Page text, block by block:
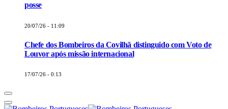
posse
20/07/26 - 11:09
Chefe dos Bombeiros da Covilhã distinguido com Voto de
Louvor após missão internacional
17/07/26 - 0:13